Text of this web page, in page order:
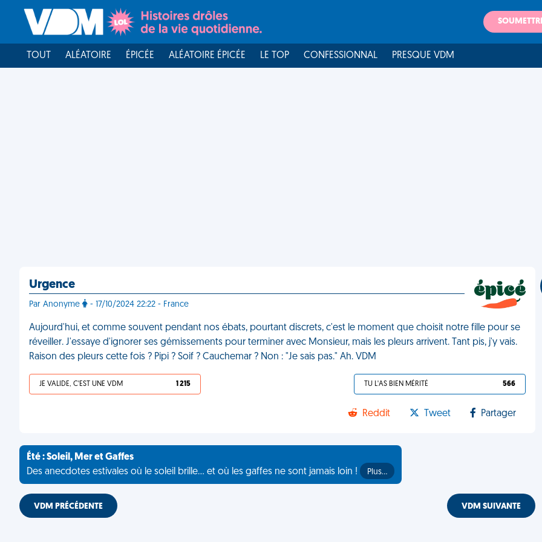
TOUT ALÉATOIRE ÉPICÉE ALÉATOIRE ÉPICÉE LE TOP CONFESSIONNAL PRESQUE VDM
Urgence
Par Anonyme - 17/10/2024 22:22 - France
Aujourd'hui, et comme souvent pendant nos ébats, pourtant discrets, c'est le moment que choisit notre fille pour se
réveiller. J'essaye d'ignorer ses gémissements pour terminer avec Monsieur, mais les pleurs arrivent. Tant pis, j'y vais.
Raison des pleurs cette fois ? Pipi ? Soif ? Cauchemar ? Non : "Je sais pas." Ah. VDM
JE VALIDE, C'EST UNE VDM 1 215 TU L'AS BIEN MÉRITÉ 566
Reddit Tweet Partager
Été : Soleil, Mer et Gaffes
Des anecdotes estivales où le soleil brille... et où les gaffes ne sont jamais loin !
Plus…
VDM PRÉCÉDENTE VDM SUIVANTE